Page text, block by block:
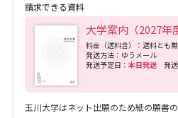
大学研究
大学で学べる内容や特徴を調べ
ど、学修環境が充実。さらに、全学部の学び
「STREAM Hall 2019」、「Consilience Hall
新たな可能性を創り出す活動が展開されていま
ム」 「国際共通語としての英語」の学修
ELF（English as a Lingua Franca）プログラ
けの英語教授法や応用言語学を修めた10以上
にあたり、これからの国際化社会で「使える
術を融合した学び「ESTEAM教育」 現在、玉
を統合的に教える「STEM教育」に、Artsの「
教育」を推進しています。科学技術と芸術の
請求できる資料
大学案内（2027年
料金（送料含）：送料とも
発送方法：ゆうメール
発送予定日： 本日発送 発
玉川大学はネット出願のため紙の願書